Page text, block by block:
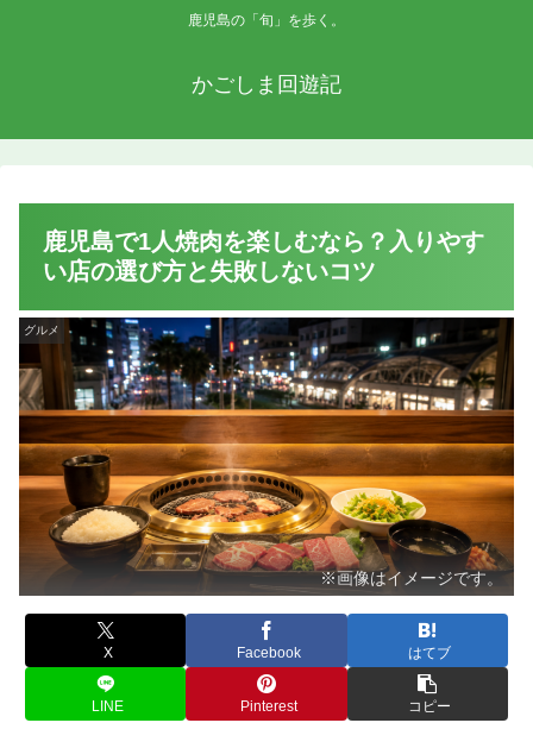
鹿児島の「旬」を歩く。
かごしま回遊記
鹿児島で1人焼肉を楽しむなら？入りやす
い店の選び方と失敗しないコツ
グルメ
※画像はイメージです。
X Facebook はてブ
LINE Pinterest コピー